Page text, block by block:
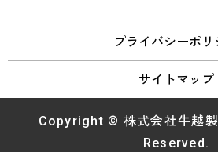
プライバシーポリ
サイトマップ
Copyright © 株式会社牛越
Reserved.